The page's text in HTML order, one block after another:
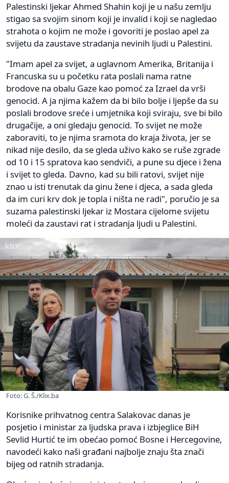
Palestinski ljekar Ahmed Shahin koji je u našu zemlju
stigao sa svojim sinom koji je invalid i koji se nagledao
strahota o kojim ne može i govoriti je poslao apel za
svijetu da zaustave stradanja nevinih ljudi u Palestini.
"Imam apel za svijet, a uglavnom Amerika, Britanija i
Francuska su u početku rata poslali nama ratne
brodove na obalu Gaze kao pomoć za Izrael da vrši
genocid. A ja njima kažem da bi bilo bolje i ljepše da su
poslali brodove sreće i umjetnika koji sviraju, sve bi bilo
drugačije, a oni gledaju genocid. To svijet ne može
zaboraviti, to je njima sramota do kraja života, jer se
nikad nije desilo, da se gleda uživo kako se ruše zgrade
od 10 i 15 spratova kao sendviči, a pune su djece i žena
i svijet to gleda. Davno, kad su bili ratovi, svijet nije
znao u isti trenutak da ginu žene i djeca, a sada gleda
da im curi krv dok je topla i ništa ne radi", poručio je sa
suzama palestinski ljekar iz Mostara cijelome svijetu
moleći da zaustavi rat i stradanja ljudi u Palestini.
Foto: G. Š./Klix.ba
Korisnike prihvatnog centra Salakovac danas je
posjetio i ministar za ljudska prava i izbjeglice BiH
Sevlid Hurtić te im obećao pomoć Bosne i Hercegovine,
navodeći kako naši građani najbolje znaju šta znači
bijeg od ratnih stradanja.